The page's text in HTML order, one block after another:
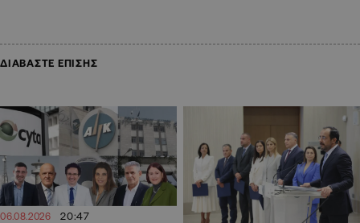
ΔΙΑΒΑΣΤΕ ΕΠΙΣΗΣ
06.08.2026 20:47